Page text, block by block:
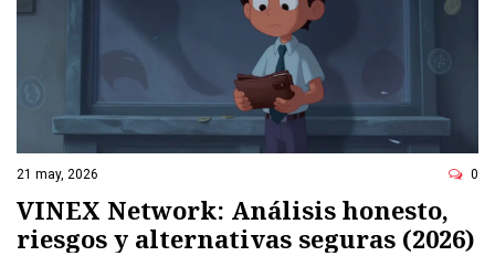
21 may, 2026 0
VINEX Network: Análisis honesto,
riesgos y alternativas seguras (2026)